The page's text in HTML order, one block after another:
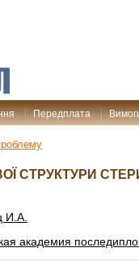
Передплата
СТРУКТУРИ
И.А.
академия